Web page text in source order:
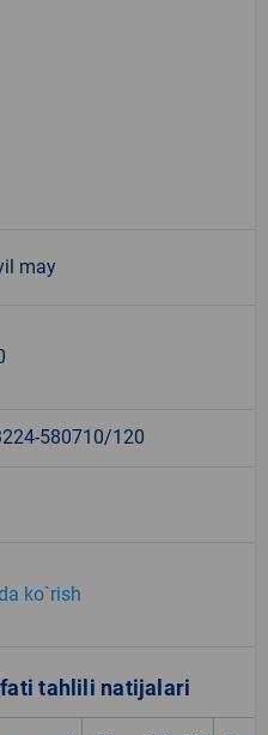
may
580710/120
ko`rish
tahlili natijalari